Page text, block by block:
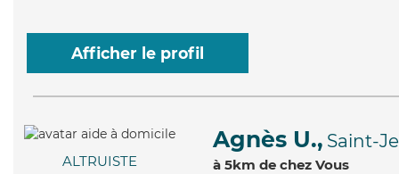
Afficher le profil
ALTRUISTE
Agnès U., Saint-
à 5km de chez Vous